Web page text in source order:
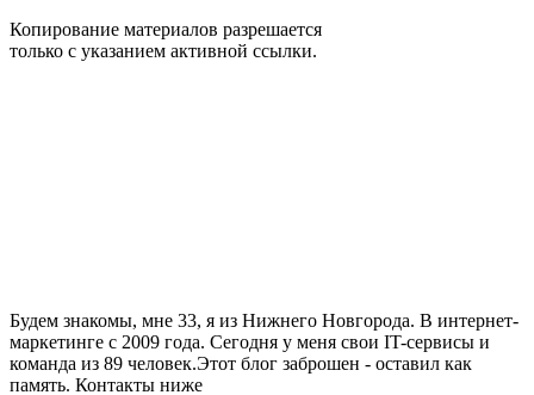
Копирование материалов разрешается
только с указанием активной ссылки.
Будем знакомы, мне 33, я из Нижнего Новгорода. В интернет-
маркетинге с 2009 года. Сегодня у меня свои IT-сервисы и
команда из 89 человек.Этот блог заброшен - оставил как
память. Контакты ниже